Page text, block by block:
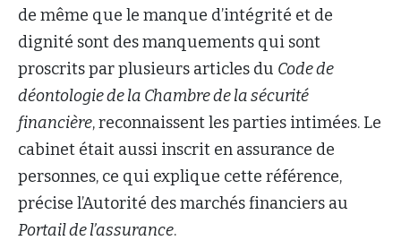
de même que le manque d’intégrité et de
dignité sont des manquements qui sont
proscrits par plusieurs articles du Code de
déontologie de la Chambre de la sécurité
financière, reconnaissent les parties intimées. Le
cabinet était aussi inscrit en assurance de
personnes, ce qui explique cette référence,
précise l’Autorité des marchés financiers au
Portail de l’assurance.